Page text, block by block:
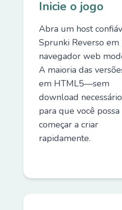
Inicie o jogo
Abra um host
Sprunki Reverso em
navegador web
A maioria das
em HTML5—sem
download
para que você possa
começar a criar
rapidamente.